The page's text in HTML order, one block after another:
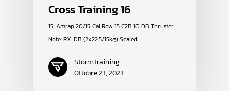
Cross Training 16
15’ Amrap 20/15 Cal Row 15 C2B 10 DB Thruster
Note: RX: DB (2x22.5/15kg) Scaled:…
StormTraining
Ottobre 23, 2023